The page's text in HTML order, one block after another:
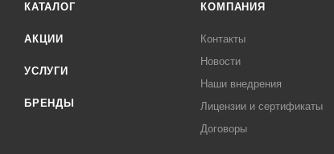
КАТАЛОГ
АКЦИИ
УСЛУГИ
БРЕНДЫ
КОМПАНИЯ
Контакты
Новости
Наши внедрения
Лицензии и сертификаты
Договоры